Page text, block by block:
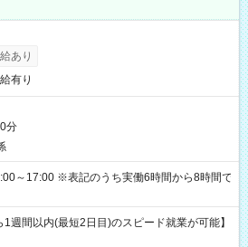
あり
有り
分
実働6時間から8時間で
週間以内(最短2日目)のスピード就業が可能】